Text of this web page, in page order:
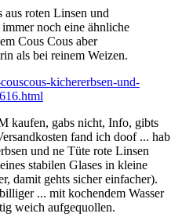
roten Linsen und
noch eine ähnliche
Cous Cous aber
als bei reinem Weizen.
kichererbsen-und-
kaufen, gabs nicht, Info, gibts
fand ich doof ... hab
und ne Tüte rote Linsen
stabilen Glases in kleine
damit gehts sicher einfacher).
... mit kochendem Wasser
weich aufgequollen.